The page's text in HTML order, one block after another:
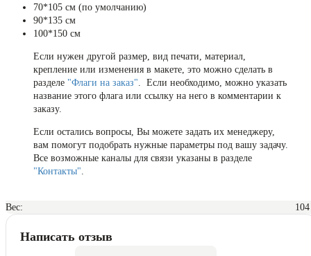
70*105 см (по умолчанию)
90*135 см
100*150 см
Если нужен другой размер, вид печати, материал,
крепление или изменения в макете, это можно сделать в
разделе "Флаги на заказ". Если необходимо, можно указать
название этого флага или ссылку на него в комментарии к
заказу.
Если остались вопросы, Вы можете задать их менеджеру,
вам помогут подобрать нужные параметры под вашу задачу.
Все возможные каналы для связи указаны в разделе
"Контакты".
Вес:
Написать отзыв